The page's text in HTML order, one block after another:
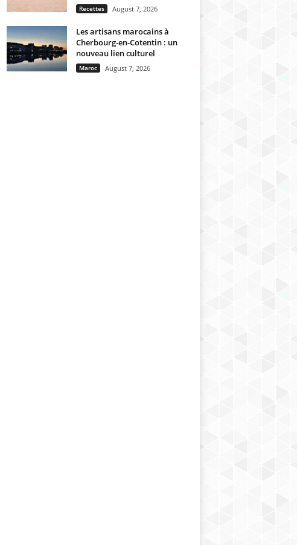
Recettes August 7, 2026
Les artisans marocains à
Cherbourg-en-Cotentin : un
nouveau lien culturel
Maroc August 7, 2026